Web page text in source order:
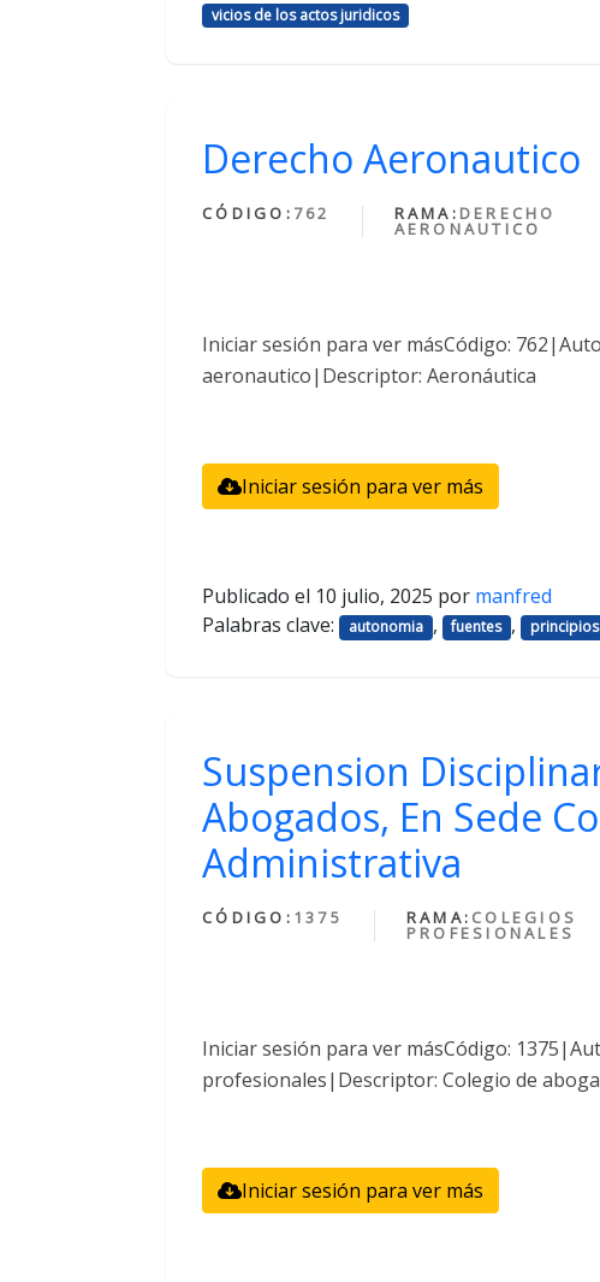
vicios de los actos juridicos
Derecho Aeronautico
CÓDIGO: 762 RAMA: DERECHO
AERONAUTICO
Iniciar sesión para ver másCódigo:
aeronautico|Descriptor: Aeronáutica
Iniciar sesión para ver más
Publicado el 10 julio, 2025 por manfred
Palabras clave:
autonomia , fuentes , principios
Suspension
Abogados, En Sede
Administrativa
CÓDIGO: 1375 RAMA: COLEGIOS
PROFESIONALES
Iniciar sesión para ver másCódigo:
profesionales|Descriptor: Colegio de
Iniciar sesión para ver más